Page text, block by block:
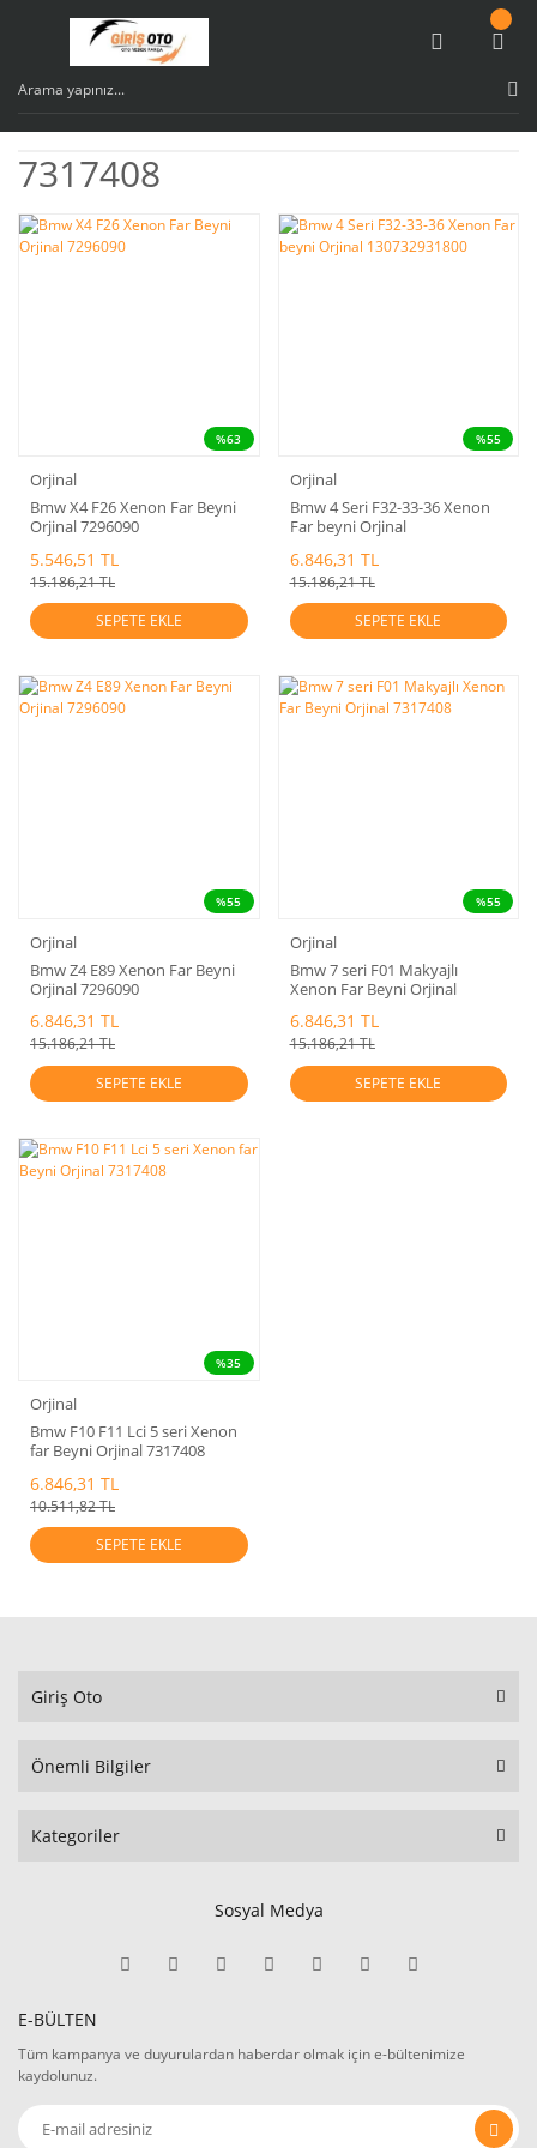
7317408
%63
Orjinal
Bmw X4 F26 Xenon Far Beyni
Orjinal 7296090
5.546,51 TL
15.186,21 TL
SEPETE EKLE
%55
Orjinal
Bmw 4 Seri F32-33-36 Xenon
Far beyni Orjinal
6.846,31 TL
15.186,21 TL
SEPETE EKLE
%55
Orjinal
Bmw Z4 E89 Xenon Far Beyni
Orjinal 7296090
6.846,31 TL
15.186,21 TL
SEPETE EKLE
%55
Orjinal
Bmw 7 seri F01 Makyajlı
Xenon Far Beyni Orjinal
6.846,31 TL
15.186,21 TL
SEPETE EKLE
%35
Orjinal
Bmw F10 F11 Lci 5 seri Xenon
far Beyni Orjinal 7317408
6.846,31 TL
10.511,82 TL
SEPETE EKLE
Giriş Oto
Önemli Bilgiler
Kategoriler
Sosyal Medya
E-BÜLTEN
Tüm kampanya ve duyurulardan haberdar olmak için e-bültenimize
kaydolunuz.